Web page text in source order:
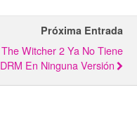
Próxima Entrada
The Witcher 2 Ya No Tiene
DRM En Ninguna Versión